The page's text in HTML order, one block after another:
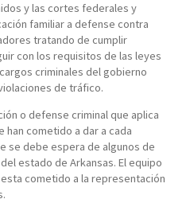
y las cortes federales y
familiar a defense contra
tratando de cumplir
con los requisitos de las leyes
criminales del gobierno
de tráfico.
o defense criminal que aplica
han cometido a dar a cada
se debe espera de algunos de
estado de Arkansas. El equipo
cometido a la representación